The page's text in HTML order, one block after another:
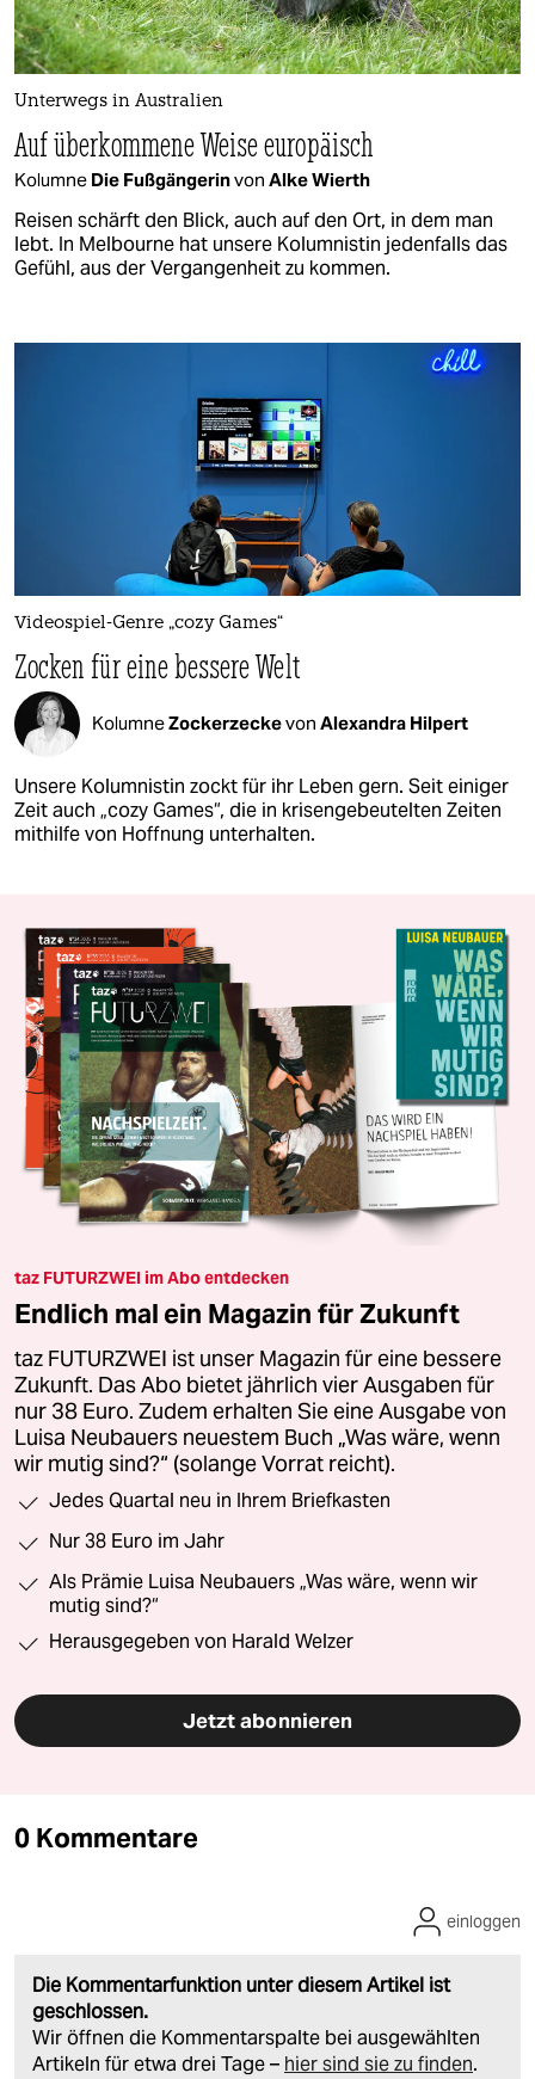
Unterwegs in Australien
Auf überkommene Weise europäisch
Kolumne Die Fußgängerinvon Alke Wierth
Reisen schärft den Blick, auch auf den Ort, in dem man
lebt. In Melbourne hat unsere Kolumnistin jedenfalls das
Gefühl, aus der Vergangenheit zu kommen.
Videospiel-Genre „cozy Games“
Zocken für eine bessere Welt
KolumneZockerzeckevon Alexandra Hilpert
Unsere Kolumnistin zockt für ihr Leben gern. Seit einiger
Zeit auch „cozy Games“, die in krisengebeutelten Zeiten
mithilfe von Hoffnung unterhalten.
taz FUTURZWEI im Abo entdecken
Endlich mal ein Magazin für Zukunft
taz FUTURZWEI ist unser Magazin für eine bessere
Zukunft. Das Abo bietet jährlich vier Ausgaben für
nur 38 Euro. Zudem erhalten Sie eine Ausgabe von
Luisa Neubauers neuestem Buch „Was wäre, wenn
wir mutig sind?“ (solange Vorrat reicht).
Jedes Quartal neu in Ihrem Briefkasten
Nur 38 Euro im Jahr
Als Prämie Luisa Neubauers „Was wäre, wenn wir
mutig sind?“
Herausgegeben von Harald Welzer
Jetzt abonnieren
0 Kommentare
Die Kommentarfunktion unter diesem Artikel ist
geschlossen.
Wir öffnen die Kommentarspalte bei ausgewählten
Artikeln für etwa drei Tage – hier sind sie zu finden.
einloggen